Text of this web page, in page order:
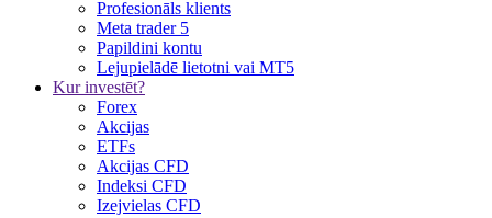
Profesionāls klients
Meta trader 5
Papildini kontu
Lejupielādē lietotni vai MT5
Kur investēt?
Forex
Akcijas
ETFs
Akcijas CFD
Indeksi CFD
Izejvielas CFD